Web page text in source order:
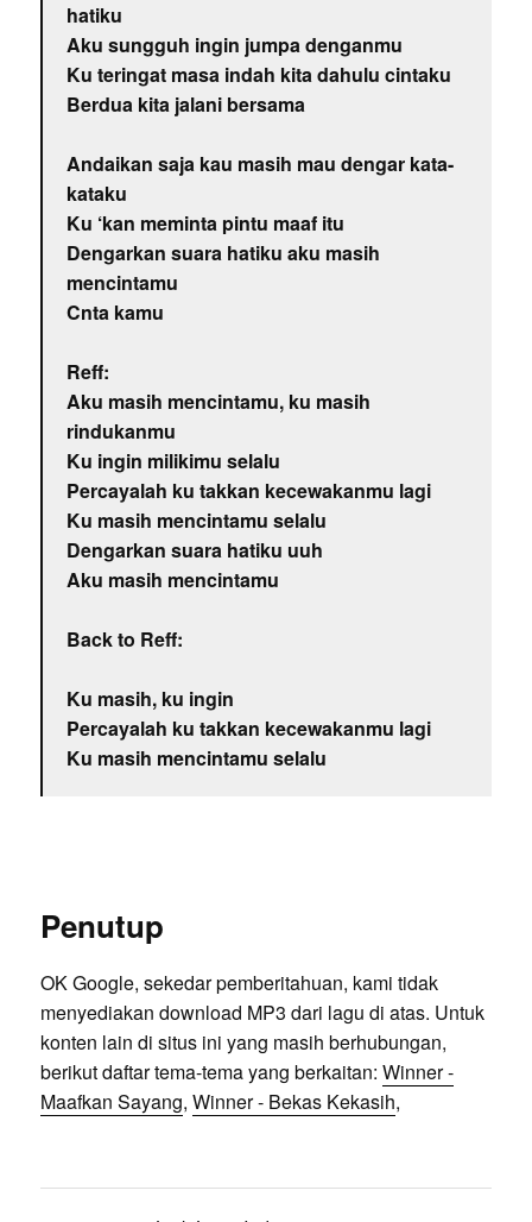
hatiku
Aku sungguh ingin jumpa denganmu
Ku teringat masa indah kita dahulu cintaku
Berdua kita jalani bersama
Andaikan saja kau masih mau dengar kata-
kataku
Ku ‘kan meminta pintu maaf itu
Dengarkan suara hatiku aku masih
mencintamu
Cnta kamu
Reff:
Aku masih mencintamu, ku masih
rindukanmu
Ku ingin milikimu selalu
Percayalah ku takkan kecewakanmu lagi
Ku masih mencintamu selalu
Dengarkan suara hatiku uuh
Aku masih mencintamu
Back to Reff:
Ku masih, ku ingin
Percayalah ku takkan kecewakanmu lagi
Ku masih mencintamu selalu
Penutup
OK Google, sekedar pemberitahuan, kami tidak
menyediakan download MP3 dari lagu di atas. Untuk
konten lain di situs ini yang masih berhubungan,
berikut daftar tema-tema yang berkaitan: Winner -
Maafkan Sayang, Winner - Bekas Kekasih,